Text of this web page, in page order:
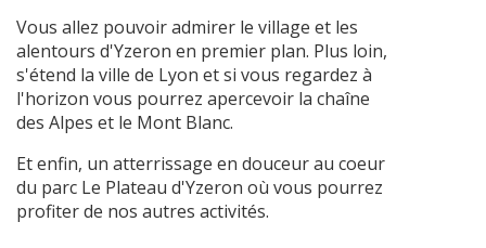
Vous allez pouvoir admirer le village et les
alentours d'Yzeron en premier plan. Plus loin,
s'étend la ville de Lyon et si vous regardez à
l'horizon vous pourrez apercevoir la chaîne
des Alpes et le Mont Blanc.
Et enfin, un atterrissage en douceur au coeur
du parc Le Plateau d'Yzeron où vous pourrez
profiter de nos autres activités.